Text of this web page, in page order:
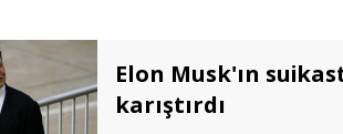
Elon Musk'ın
karıştırdı